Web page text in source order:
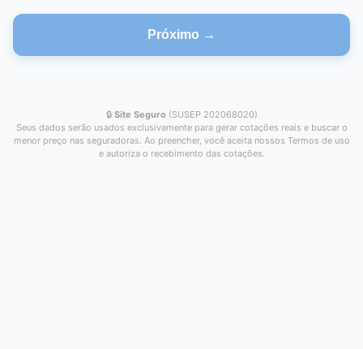
Próximo →
🔒 Site Seguro (SUSEP 202068020)
Seus dados serão usados exclusivamente para gerar cotações reais e buscar o
menor preço nas seguradoras. Ao preencher, você aceita nossos Termos de uso
e autoriza o recebimento das cotações.